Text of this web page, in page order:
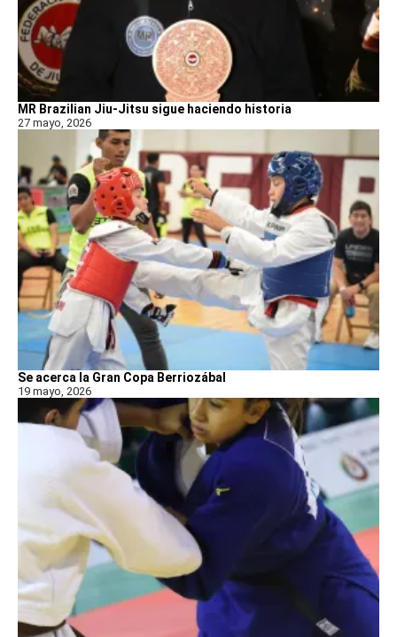
MR Brazilian Jiu-Jitsu sigue haciendo historia
27 mayo, 2026
Se acerca la Gran Copa Berriozábal
19 mayo, 2026